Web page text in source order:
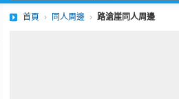
首頁 同人周邊 路滄崖同人周邊